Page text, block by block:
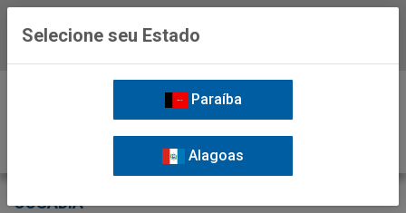
OUSADIA
Selecione seu Estado
Paraíba
Alagoas